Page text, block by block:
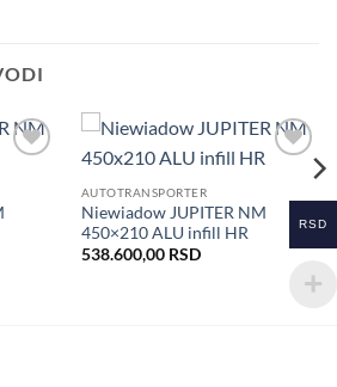
želja
AUTOTRANSPORTER
Niewiadow JUPITER NM
450×210 ALU infill HR
538.600,00 RSD
RSD